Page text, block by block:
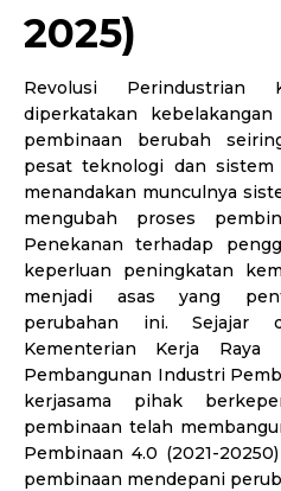
2025)
Revolusi Perindustrian
diperkatakan
pembinaan berubah
pesat teknologi dan
menandakan munculnya
mengubah proses
Penekanan terhadap
keperluan peningkatan
menjadi asas yang
perubahan ini. Sejajar
Kementerian Kerja Raya
Pembangunan Industri
kerjasama pihak
pembinaan telah
Pembinaan 4.0 (2021-
pembinaan mendepani